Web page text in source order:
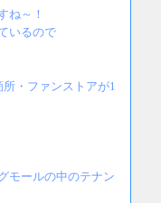
ね～！
いるので
・ファンストアが1
モールの中のテナン